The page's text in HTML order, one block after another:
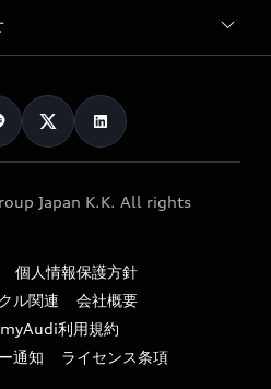
Japan K.K. All rights
個人情報保護方針
ル関連
会社概要
myAudi利用規約
通知
ライセンス条項